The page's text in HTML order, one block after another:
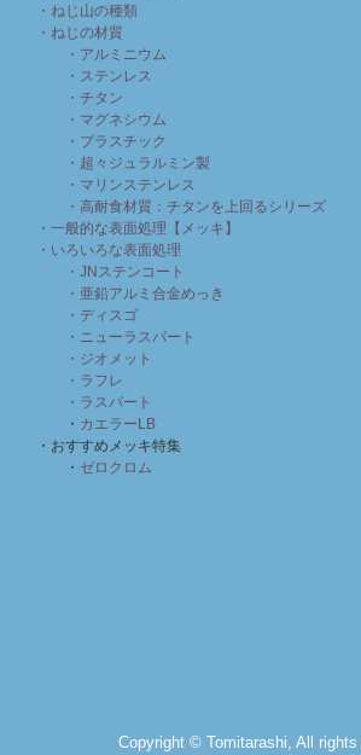
・ねじ山の種類
・ねじの材質
・アルミニウム
・ステンレス
・チタン
・マグネシウム
・プラスチック
・超々ジュラルミン製
・マリンステンレス
・高耐食材質：チタンを上回るシリーズ
・一般的な表面処理【メッキ】
・いろいろな表面処理
・JNステンコート
・亜鉛アルミ合金めっき
・ディスゴ
・ニューラスパート
・ジオメット
・ラフレ
・ラスパート
・ カエラーLB
・おすすめメッキ特集
・ ゼロクロム
Copyright © Tomitarashi, All rights